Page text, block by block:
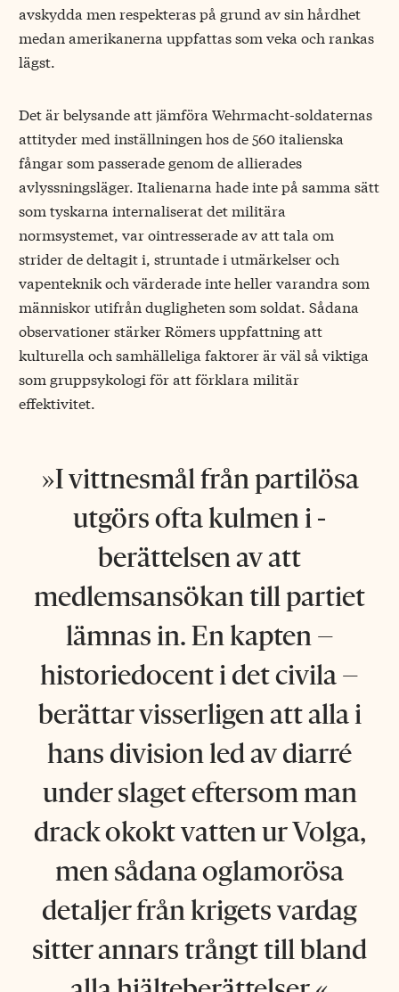
avskydda men respekteras på grund av sin hårdhet
medan amerikanerna uppfattas som veka och rankas
lägst.
Det är belysande att jämföra Wehrmacht-soldaternas
attityder med inställningen hos de 560 italienska
fångar som passerade genom de allierades
avlyssningsläger. Italienarna hade inte på samma sätt
som tyskarna internaliserat det militära
normsystemet, var ointresserade av att tala om
strider de deltagit i, struntade i utmärkelser och
vapenteknik och värderade inte heller varandra som
människor utifrån dugligheten som soldat. Sådana
observationer stärker Römers uppfattning att
kulturella och samhälleliga faktorer är väl så viktiga
som grup­psykologi för att förklara militär
effektivitet.
I vittnesmål från partilösa
utgörs ofta kulmen i ­
berättelsen av att
medlemsansökan till partiet
lämnas in. En kapten –
historiedocent i det civila –
berättar visserligen att alla i
hans division led av diarré
under slaget eftersom man
drack okokt vatten ur Volga,
men sådana oglamorösa
detaljer från krigets vardag
sitter annars trångt till bland